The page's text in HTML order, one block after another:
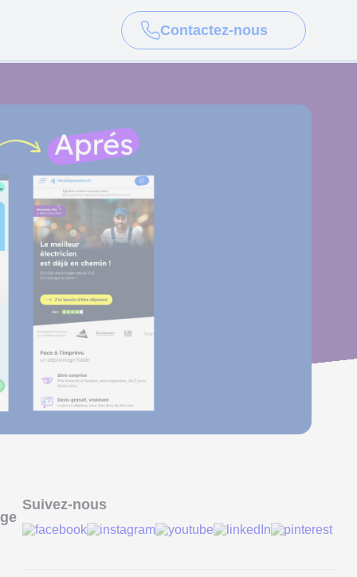
Contactez-nous
Suivez-nous